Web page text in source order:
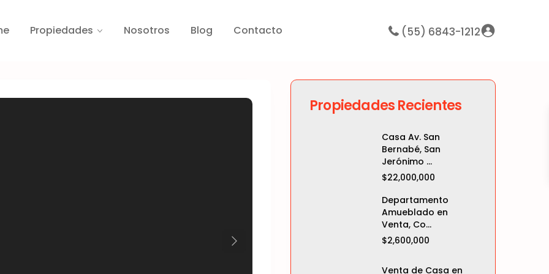
Propiedades Nosotros Blog Contacto (55) 6843-1212
Next
Propiedades Recientes
Casa Av. San
Bernabé, San
Jerónimo ...
$22,000,000
Departamento
Amueblado en
Venta, Co...
$2,600,000
Venta de Casa en